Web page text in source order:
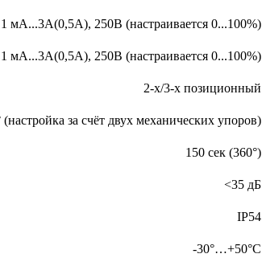
1 мА...3А(0,5А), 250В (настраивается 0...100%)
1 мА...3А(0,5А), 250В (настраивается 0...100%)
2-х/3-х позиционный
за счёт двух механических упоров)
150 сек (360°)
<35 дБ
IP54
-30°…+50°С